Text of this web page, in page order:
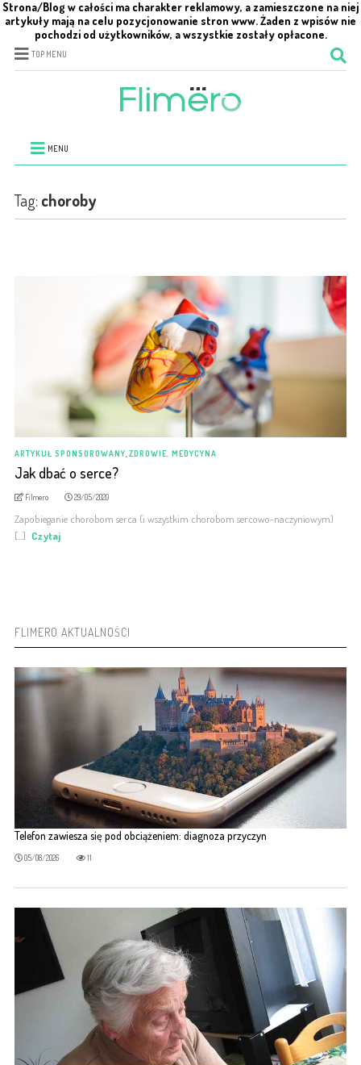
Strona/Blog w całości ma charakter reklamowy, a zamieszczone na niej
artykuły mają na celu pozycjonowanie stron www. Żaden z wpisów nie
pochodzi od użytkowników, a wszystkie zostały opłacone.
TOP MENU
MENU
Tag: choroby
ARTYKUŁ SPONSOROWANY ZDROWIE, MEDYCYNA
Jak dbać o serce?
Filmero 29/05/2020
Zapobieganie chorobom serca (i wszystkim chorobom sercowo-naczyniowym)
[...] Czytaj
FLIMERO AKTUALNOŚCI
Telefon zawiesza się pod obciążeniem: diagnoza przyczyn
05/08/2026 11